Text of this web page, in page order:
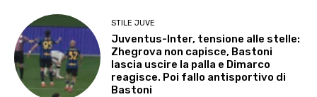
STILE JUVE
Juventus-Inter, tensione alle stelle:
Zhegrova non capisce, Bastoni
lascia uscire la palla e Dimarco
reagisce. Poi fallo antisportivo di
Bastoni